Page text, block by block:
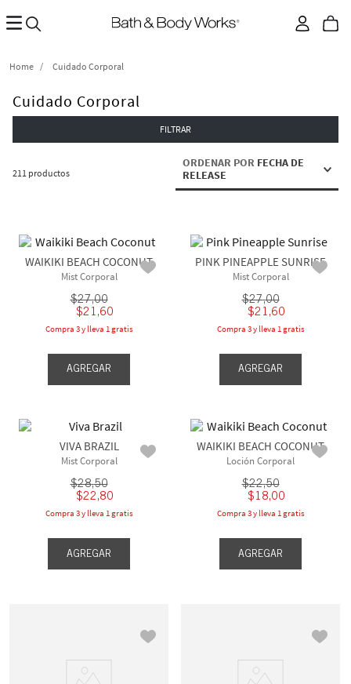
Cuidado Corporal
Cuidado Corporal
FILTRAR
211 productos
ORDENAR POR FECHA DE
RELEASE
WAIKIKI BEACH COCONUT
Mist Corporal
$27,00
$21 ,60
Compra 3 y lleva 1 gratis
AGREGAR
PINK PINEAPPLE SUNRISE
Mist Corporal
$27,00
$21 ,60
Compra 3 y lleva 1 gratis
AGREGAR
VIVA BRAZIL
Mist Corporal
$28,50
$22,80
Compra 3 y lleva 1 gratis
AGREGAR
WAIKIKI BEACH COCONUT
Loción Corporal
$22,50
$18,00
Compra 3 y lleva 1 gratis
AGREGAR